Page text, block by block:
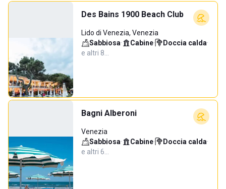
Des Bains 1900 Beach Club
Lido di Venezia, Venezia
Sabbiosa· Cabine· Doccia calda·
e altri 8…
Bagni Alberoni
Venezia
Sabbiosa· Cabine· Doccia calda·
e altri 6…